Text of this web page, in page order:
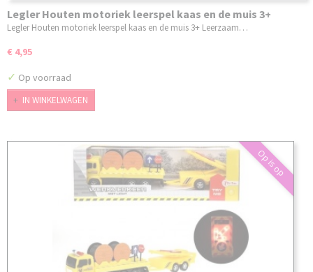
Legler Houten motoriek leerspel kaas en de muis 3+
Legler Houten motoriek leerspel kaas en de muis 3+ Leerzaam…
€ 4,95
✓ Op voorraad
IN WINKELWAGEN
Op is op